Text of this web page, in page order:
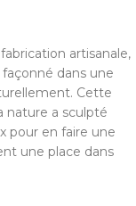
artisanale,
dans une
Cette
nature a sculpté
pour en faire une
une place dans